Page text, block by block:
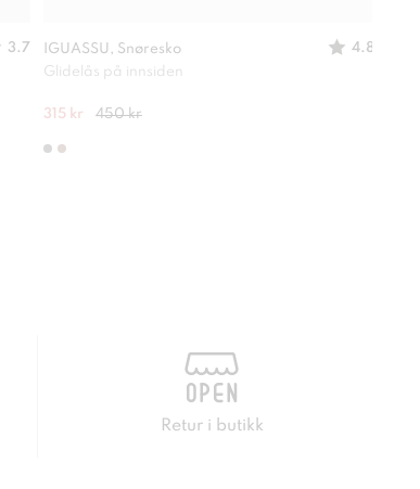
3.7
IGUASSU, Snøresko
4.8
Glidelås på innsiden
315 kr 450 kr
Retur i butikk